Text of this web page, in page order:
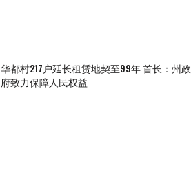
华都村217户延长租赁地契至99年 首长：州政
府致力保障人民权益